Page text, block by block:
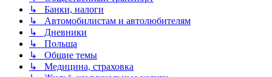
↳ Банки, налоги
↳ Автомобилистам и автолюбителям
↳ Дневники
↳ Польша
↳ Общие темы
↳ Медицина, страховка